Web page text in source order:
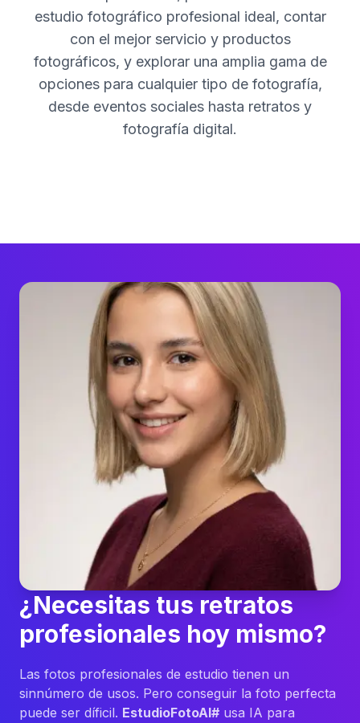
estudio fotográfico profesional ideal, contar
con el mejor servicio y productos
fotográficos, y explorar una amplia gama de
opciones para cualquier tipo de fotografía,
desde eventos sociales hasta retratos y
fotografía digital.
¿Necesitas tus retratos
profesionales hoy mismo?
Las fotos profesionales de estudio tienen un
sinnúmero de usos. Pero conseguir la foto perfecta
puede ser díficil. EstudioFotoAI# usa IA para